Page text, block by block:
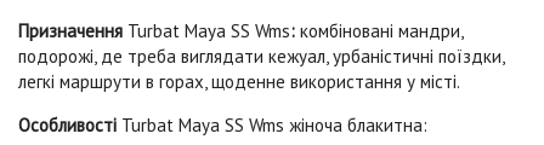
Призначення Turbat Maya SS Wms: комбіновані мандри,
подорожі, де треба виглядати кежуал, урбаністичні поїздки,
легкі маршрути в горах, щоденне використання у місті.
Особливості Turbat Maya SS Wms жіноча блакитна: